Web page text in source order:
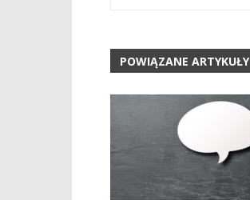
POWIĄZANE ARTYKUŁY